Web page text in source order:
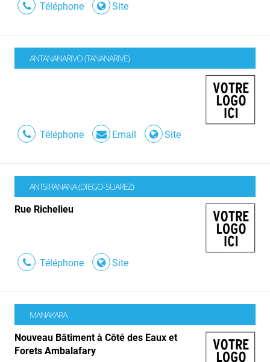
Téléphone Site
ANTANANARIVO (TANANARIVE)
Téléphone Email Site
ANTSIRANANA (DIEGO-SUAREZ)
Rue Richelieu
Téléphone Site
MANAKARA
Nouveau Bâtiment à Côté des Eaux et
Forets Ambalafary